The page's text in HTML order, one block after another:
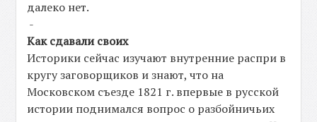
далеко нет.
-
Как сдавали своих
Историки сейчас изучают внутренние распри в
кругу заговорщиков и знают, что на
Московском съезде 1821 г. впервые в русской
истории поднимался вопрос о разбойничьих